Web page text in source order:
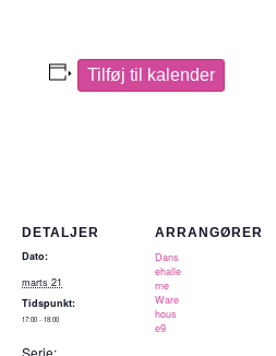
Tilføj til kalender
DETALJER
Dato:
marts 21
Tidspunkt:
17:00 - 18:00
Serie:
ARRANGØRER
Dans
ehalle
rne
Ware
hous
e9